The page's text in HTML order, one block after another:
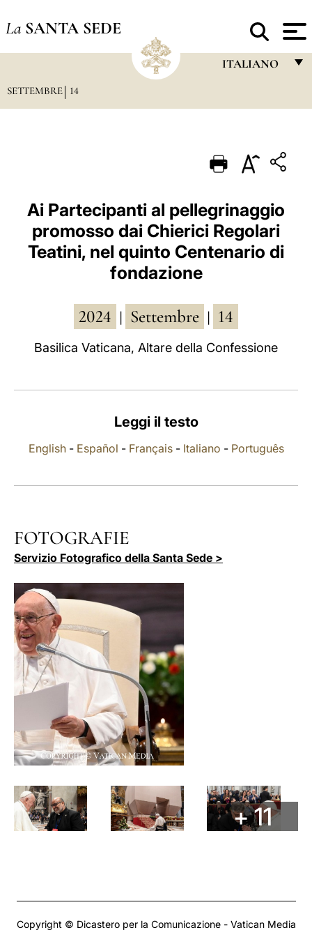
La SANTA SEDE
ITALIANO
PORTUGUÊS
ESPAÑOL
DEUTSCH
POLSKI
中文
SETTEMBRE 14
Ai Partecipanti al pellegrinaggio
promosso dai Chierici Regolari
Teatini, nel quinto Centenario di
fondazione
2024 Settembre 14
Basilica Vaticana, Altare della Confessione
Leggi il testo
English- Español - Français- Italiano - Português
FOTOGRAFIE
Servizio Fotografico della Santa Sede >
+ 11
Copyright © Dicastero per la Comunicazione - Vatican Media